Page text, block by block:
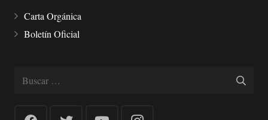
Carta Orgánica
Boletín Oficial
Buscar: